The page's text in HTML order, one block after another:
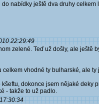
do nabídky ještě dva druhy celkem
22:29:49
zelené. Teď už došly, ale ještě
celkem vhodné ty bulharské, ale
dokonce jsem nějaké deky
- takže to už padlo.